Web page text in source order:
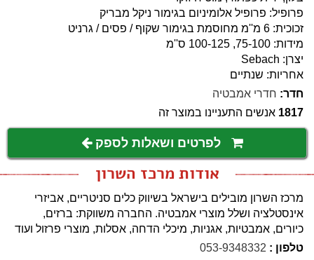
פרופיל: פרופיל אלומיניום בגימור ניקל מבריק
זכוכית: 6 מ''מ מחוסמת בגימור שקוף / פסים / גרניט
מידות: 75-100, 100-125 ס''מ
יצרן: Sebach
אחריות: שנתיים
חדר: חדרי אמבטיה
1817 אנשים התעניינו במוצר זה
לפרטים ושאלות לספק
אודות מרכז השרון
מרכז השרון מובילים בישראל בשיווק כלים סניטריים, אביזרי
אינסטלציה ושלל מוצרי אמבטיה. החברה משווקת: ברזים,
כיורים, אמבטיות, אגניות, מיכלי הדחה, אסלות, מוצרי פרזול ועוד
טלפון : 053-9348332